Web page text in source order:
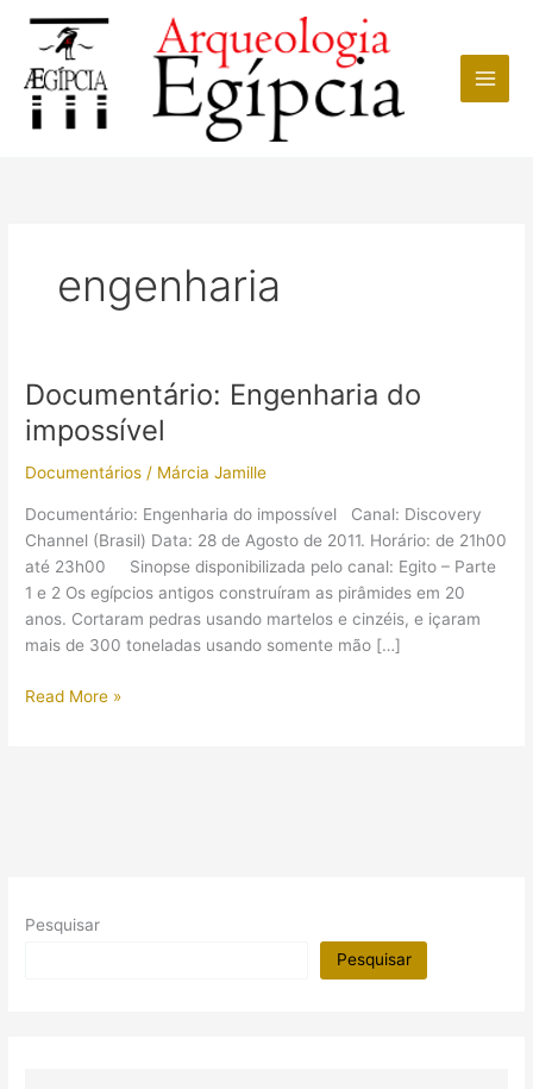
conteúdo
engenharia
Documentário: Engenharia do
impossível
Documentários / Márcia Jamille
Documentário: Engenharia do impossível Canal: Discovery
Channel (Brasil) Data: 28 de Agosto de 2011. Horário: de 21h00
até 23h00 Sinopse disponibilizada pelo canal: Egito – Parte
1 e 2 Os egípcios antigos construíram as pirâmides em 20
anos. Cortaram pedras usando martelos e cinzéis, e içaram
mais de 300 toneladas usando somente mão […]
Documentário:
Read More »
Pesquisar
Pesquisar